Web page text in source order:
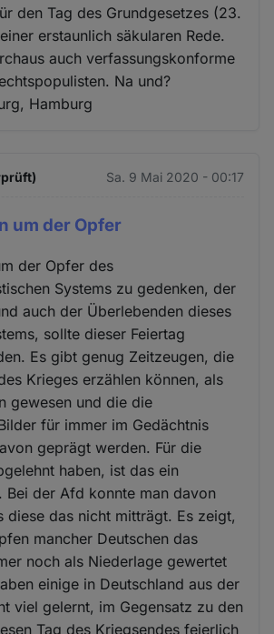
den Tag des Grundgesetzes (23.
erstaunlich säkularen Rede.
auch verfassungskonforme
Na und?
Hamburg
Sa. 9 Mai 2020 - 00:17
um der Opfer
der Opfer des
Systems zu gedenken, der
auch der Überlebenden dieses
sollte dieser Feiertag
Es gibt genug Zeitzeugen, die
Krieges erzählen können, als
gewesen und die die
für immer im Gedächtnis
geprägt werden. Für die
haben, ist das ein
Bei der Afd konnte man davon
diese das nicht mitträgt. Es zeigt,
mancher Deutschen das
noch als Niederlage gewertet
einige in Deutschland aus der
viel gelernt, im Gegensatz zu den
Tag des Kriegsendes feierlich